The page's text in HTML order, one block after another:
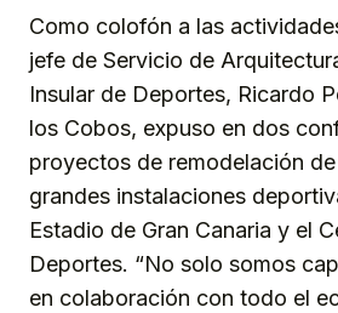
Como colofón a las
jefe de Servicio de
Insular de Deportes, Ricardo
los Cobos, expuso en dos
proyectos de remodelación
grandes instalaciones
Estadio de Gran Canaria y el
Deportes. “No solo somos
en colaboración con todo el